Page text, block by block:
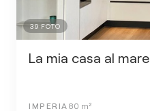
39 FOTO
La mia casa al mare
IMPERIA 80 m²